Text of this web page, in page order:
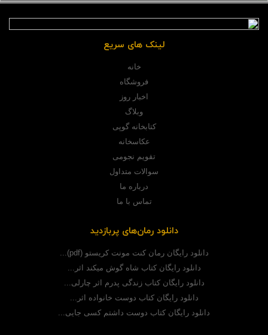
لینک های سریع
خانه
فروشگاه
اخبار روز
وبلاگ
کتابخانه گوپی
عکاسخانه
تقویم نجومی
سوالات متداول
درباره ما
تماس با ما
دانلود رمان‌های پربازدید
دانلود رایگان رمان کنت مونت کریستو (pdf)...
دانلود رایگان کتاب شاه گوش میکند اثر...
دانلود رایگان کتاب زندگی پدرم اثر چارلی...
دانلود رایگان کتاب دوست خانواده اثر...
دانلود رایگان کتاب دوست داشتم کسی جایی...